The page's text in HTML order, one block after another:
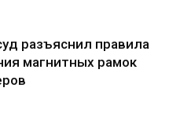
разъяснил правила
магнитных рамок